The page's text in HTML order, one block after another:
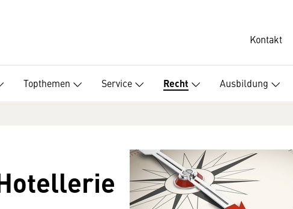
Kontakt
Topthemen Service Recht Ausbildung